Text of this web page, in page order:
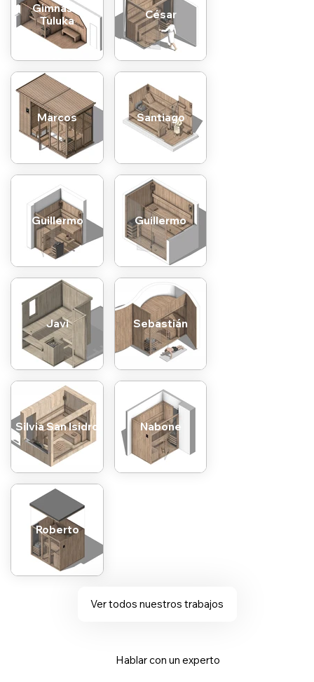
Gimnasio
Tuluka
César
Marcos Santiago
Guillermo Guillermo
Javi Sebastián
Silvia San Isidro Nabone
Roberto
Ver todos nuestros trabajos
Hablar con un experto